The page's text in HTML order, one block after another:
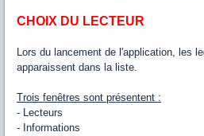
CHOIX DU LECTEUR
Lors du lancement de l'application, les
apparaissent dans la liste.
Trois fenêtres sont présentent :
- Lecteurs
- Informations